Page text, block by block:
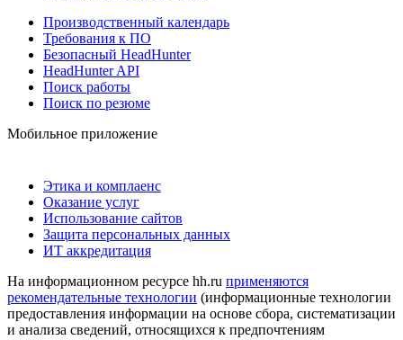
Производственный календарь
Требования к ПО
Безопасный HeadHunter
HeadHunter API
Поиск работы
Поиск по резюме
Мобильное приложение
Этика и комплаенс
Оказание услуг
Использование сайтов
Защита персональных данных
ИТ аккредитация
На информационном ресурсе hh.ru применяются
рекомендательные технологии (информационные технологии
предоставления информации на основе сбора, систематизации
и анализа сведений, относящихся к предпочтениям